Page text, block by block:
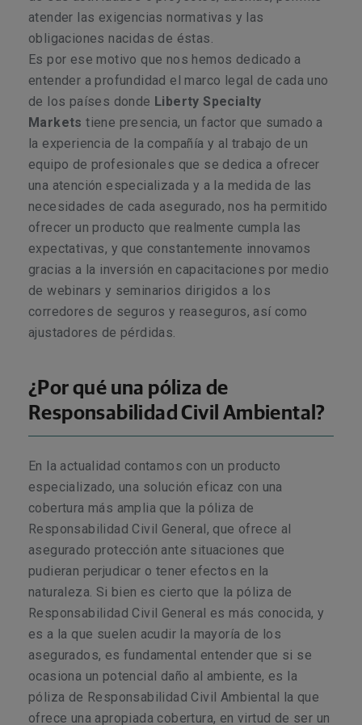
atender las exigencias normativas y las
obligaciones nacidas de éstas.
Es por ese motivo que nos hemos dedicado a
entender a profundidad el marco legal de cada uno
de los países donde Liberty Specialty
Markets tiene presencia, un factor que sumado a
la experiencia de la compañía y al trabajo de un
equipo de profesionales que se dedica a ofrecer
una atención especializada y a la medida de las
necesidades de cada asegurado, nos ha permitido
ofrecer un producto que realmente cumpla las
expectativas, y que constantemente innovamos
gracias a la inversión en capacitaciones por medio
de webinars y seminarios dirigidos a los
corredores de seguros y reaseguros, así como
ajustadores de pérdidas.
¿Por qué una póliza de
Responsabilidad Civil Ambiental?
En la actualidad contamos con un producto
especializado, una solución eficaz con una
cobertura más amplia que la póliza de
Responsabilidad Civil General, que ofrece al
asegurado protección ante situaciones que
pudieran perjudicar o tener efectos en la
naturaleza. Si bien es cierto que la póliza de
Responsabilidad Civil General es más conocida, y
es a la que suelen acudir la mayoría de los
asegurados, es fundamental entender que si se
ocasiona un potencial daño al ambiente, es la
póliza de Responsabilidad Civil Ambiental la que
ofrece una apropiada cobertura, en virtud de ser un